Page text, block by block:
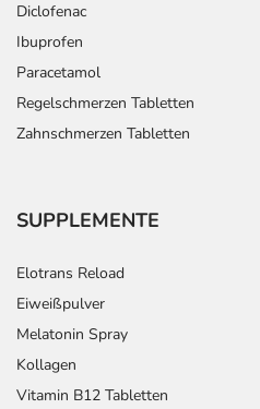
Diclofenac
Ibuprofen
Paracetamol
Regelschmerzen Tabletten
Zahnschmerzen Tabletten
SUPPLEMENTE
Elotrans Reload
Eiweißpulver
Melatonin Spray
Kollagen
Vitamin B12 Tabletten